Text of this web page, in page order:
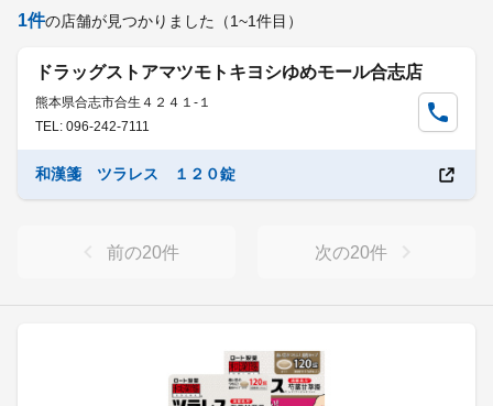
1件の店舗が見つかりました （1~1件目）
ドラッグストアマツモトキヨシゆめモール合志店
熊本県合志市合生４２４１-１
TEL: 096-242-7111
和漢箋 ツラレス １２０錠
前の20件 次の20件